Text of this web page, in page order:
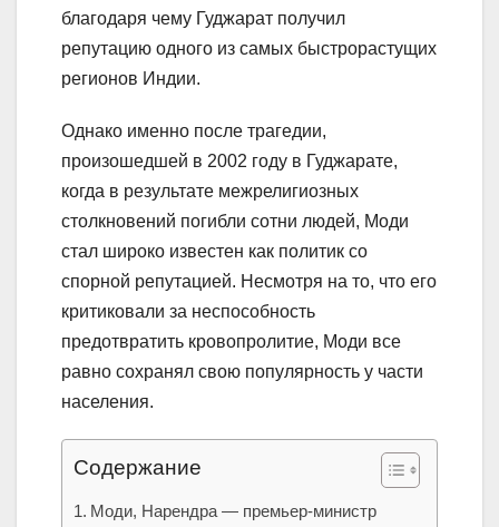
благодаря чему Гуджарат получил
репутацию одного из самых быстрорастущих
регионов Индии.
Однако именно после трагедии,
произошедшей в 2002 году в Гуджарате,
когда в результате межрелигиозных
столкновений погибли сотни людей, Моди
стал широко известен как политик со
спорной репутацией. Несмотря на то, что его
критиковали за неспособность
предотвратить кровопролитие, Моди все
равно сохранял свою популярность у части
населения.
Содержание
Моди, Нарендра — премьер-министр